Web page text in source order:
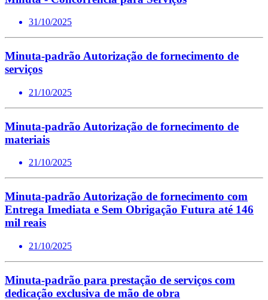
31/10/2025
Minuta-padrão Autorização de fornecimento de
serviços
21/10/2025
Minuta-padrão Autorização de fornecimento de
materiais
21/10/2025
Minuta-padrão Autorização de fornecimento com
Entrega Imediata e Sem Obrigação Futura até 146
mil reais
21/10/2025
Minuta-padrão para prestação de serviços com
dedicação exclusiva de mão de obra